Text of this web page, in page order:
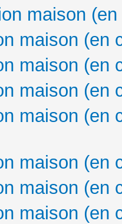
maison
maison (en
maison (en
maison (en
maison (en
maison (en
maison (en
maison (en